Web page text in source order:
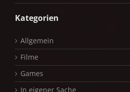
Kategorien
Allgemein
Filme
Games
In eigener Sache